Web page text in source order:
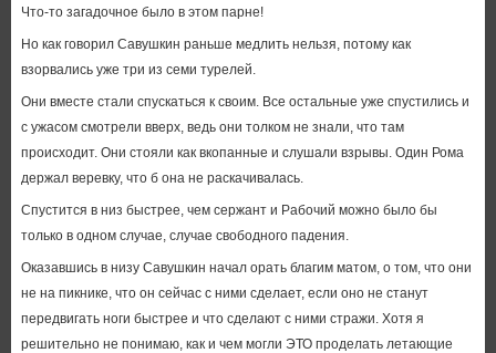
Что-то загадочное было в этом парне!
Но как говорил Савушкин раньше медлить нельзя, потому как
взорвались уже три из семи турелей.
Они вместе стали спускаться к своим. Все остальные уже спустились и
с ужасом смотрели вверх, ведь они толком не знали, что там
происходит. Они стояли как вкопанные и слушали взрывы. Один Рома
держал веревку, что б она не раскачивалась.
Спустится в низ быстрее, чем сержант и Рабочий можно было бы
только в одном случае, случае свободного падения.
Оказавшись в низу Савушкин начал орать благим матом, о том, что они
не на пикнике, что он сейчас с ними сделает, если оно не станут
передвигать ноги быстрее и что сделают с ними стражи. Хотя я
решительно не понимаю, как и чем могли ЭТО проделать летающие